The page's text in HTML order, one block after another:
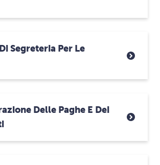
Segreteria Per Le
Delle Paghe E Dei